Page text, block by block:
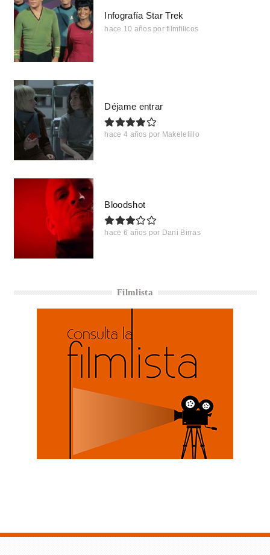
Infografía Star Trek
hace 10 años por filmfilicos
Déjame entrar
hace 4 años por Makelelillo
Bloodshot
hace 6 años por Dani Birras
Filmlista